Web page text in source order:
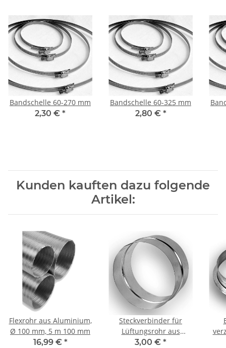
Bandschelle 60-270 mm
2,30 € *
Bandschelle 60-325 mm
2,80 € *
Kunden kauften dazu folgende
Artikel:
Flexrohr aus Aluminium,
Ø 100 mm, 5 m 100 mm
16,99 € *
Steckverbinder für
Lüftungsrohr aus
verzinktem Stahlblech
3,00 € *